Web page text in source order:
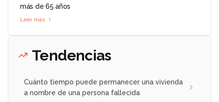
más de 65 años
Leer más
Tendencias
Cuánto tiempo puede permanecer una vivienda
a nombre de una persona fallecida